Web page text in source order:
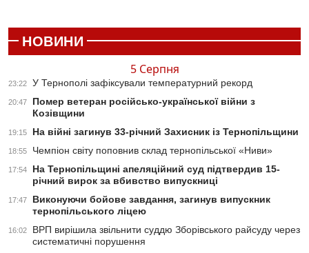
НОВИНИ
5 Серпня
23:22 У Тернополі зафіксували температурний рекорд
20:47
Помер ветеран російсько-української війни з
Козівщини
19:15 На війні загинув 33-річний Захисник із Тернопільщини
18:55 Чемпіон світу поповнив склад тернопільської «Ниви»
17:54
На Тернопільщині апеляційний суд підтвердив 15-
річний вирок за вбивство випускниці
17:47
Виконуючи бойове завдання, загинув випускник
тернопільського ліцею
16:02
ВРП вирішила звільнити суддю Зборівського райсуду через
систематичні порушення